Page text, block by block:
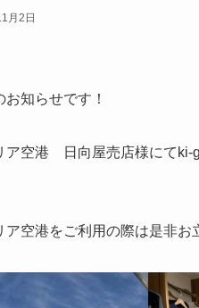
月2日
知らせです！
ア空港 日向屋売店様にてki-
空港をご利用の際は是非お